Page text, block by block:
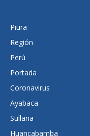
Piura
Región
Perú
Portada
Coronavirus
Ayabaca
Sullana
Huancabamba